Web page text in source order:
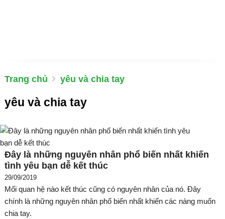
Trang chủ yêu và chia tay
yêu và chia tay
Đây là những nguyên nhân phổ biến nhất khiến
tình yêu bạn dễ kết thúc
29/09/2019
Mối quan hệ nào kết thúc cũng có nguyên nhân của nó. Đây
chính là những nguyên nhân phổ biến nhất khiến các nàng muốn
chia tay.